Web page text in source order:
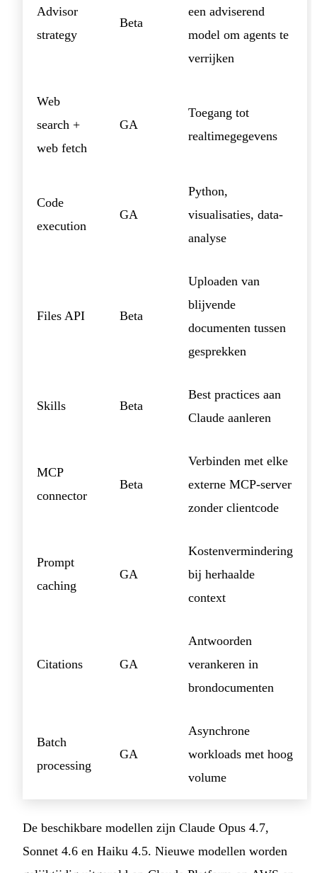
Advisor
strategy
Beta
een adviserend
model om agents te
verrijken
Web
search +
web fetch
GA
Toegang tot
realtimegegevens
Code
execution
GA
Python,
visualisaties, data-
analyse
Files API Beta
Uploaden van
blijvende
documenten tussen
gesprekken
Skills Beta
Best practices aan
Claude aanleren
MCP
connector
Beta
Verbinden met elke
externe MCP-server
zonder clientcode
Prompt
caching
GA
Kostenvermindering
bij herhaalde
context
Citations GA
Antwoorden
verankeren in
brondocumenten
Batch
processing
GA
Asynchrone
workloads met hoog
volume
De beschikbare modellen zijn Claude Opus 4.7,
Sonnet 4.6 en Haiku 4.5. Nieuwe modellen worden